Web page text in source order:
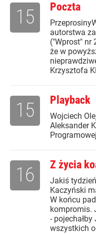
Poczta
autorstwa
("Wprost" nr
że w
Krzysztofa
15
Playback
Wojciech
Aleksander
15
Z życia
Jakiś
Kaczyński
W końcu
kompromis.
- pojechałby
wszystkich
16